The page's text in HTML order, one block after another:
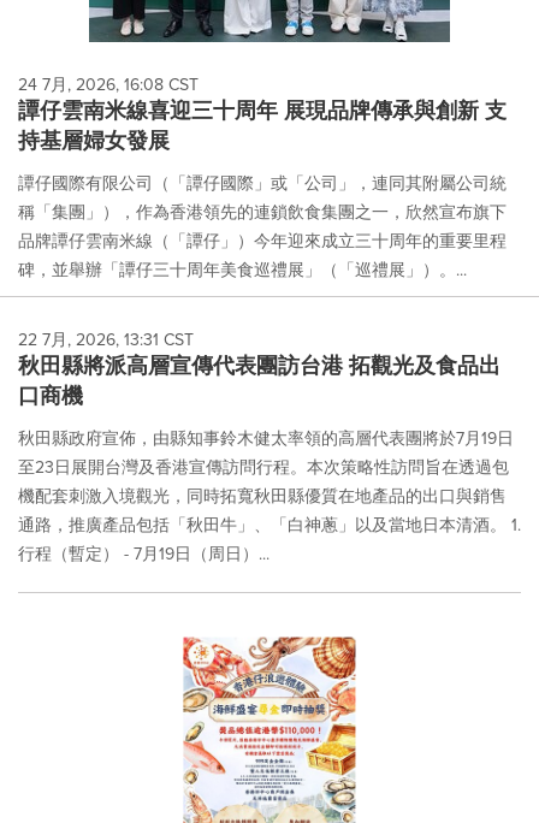
24 7月, 2026, 16:08 CST
譚仔雲南米線喜迎三十周年 展現品牌傳承與創新 支
持基層婦女發展
譚仔國際有限公司（「譚仔國際」或「公司」，連同其附屬公司統
稱「集團」），作為香港領先的連鎖飲食集團之一，欣然宣布旗下
品牌譚仔雲南米線（「譚仔」）今年迎來成立三十周年的重要里程
碑，並舉辦「譚仔三十周年美食巡禮展」（「巡禮展」）。...
22 7月, 2026, 13:31 CST
秋田縣將派高層宣傳代表團訪台港 拓觀光及食品出
口商機
秋田縣政府宣佈，由縣知事鈴木健太率領的高層代表團將於7月19日
至23日展開台灣及香港宣傳訪問行程。本次策略性訪問旨在透過包
機配套刺激入境觀光，同時拓寬秋田縣優質在地產品的出口與銷售
通路，推廣產品包括「秋田牛」、「白神蔥」以及當地日本清酒。 1.
行程（暫定） - 7月19日（周日）...